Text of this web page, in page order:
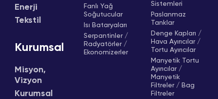
Enerji
Tekstil
Kurumsal
Misyon,
Vizyon
Kurumsal
Fanlı Yağ
Soğutucular
Isı Bataryaları
Serpantinler /
Radyatörler /
Ekonomizerler
Sistemleri
Paslanmaz
Tanklar
Denge Kapları /
Hava Ayırıcılar /
Tortu Ayırıcılar
Manyetik Tortu
Ayırıcılar /
Manyetik
Filtreler / Bag
Filtreler